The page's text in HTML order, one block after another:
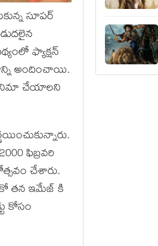
సూపర్
ఫ్యాక్షన్
అందించాయి.
సినిమా చేయాలని
ఫిబ్రవరి
చేశారు.
తన ఇమేజ్ కి
కోసం